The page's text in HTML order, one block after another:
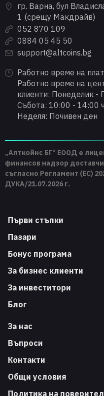
гр. Варна, бул
1 (срещу Макдрайв)
052 870 109
0884 05 45 50
support@altcoins.bg
Работно време на
Работно време на
клиенти: Понеделик -
Събота: 10:00 - 14:00
Неделя: Почивен ден
„Алткойнс БГ“ ЕООД е
финансов надзор
съгласно Регламент (ЕС)
ДУКА/21.07.2026 г.
Първи стъпки
Пазари
Бонус програма
За бизнес клиенти
За инвеститори
Блог
За нас
Въпроси
Контакти
Общи условия
Политика на